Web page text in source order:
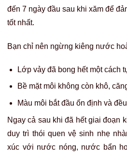
đến 7 ngày đầu sau khi xăm để
tốt nhất.
Bạn chỉ nên ngừng kiêng nước
Lớp vảy đã bong hết một cách
Bề mặt môi không còn khô,
Màu môi bắt đầu ổn định và
Ngay cả sau khi đã hết giai đoạn
duy trì thói quen vệ sinh nhẹ
xúc với nước nóng, nước bẩn